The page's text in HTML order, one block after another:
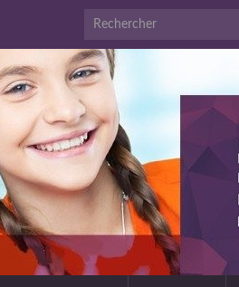
Search for: